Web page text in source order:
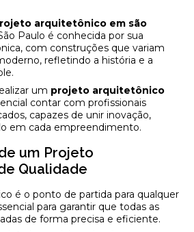
arquitetônico em são
Paulo é conhecida por sua
com construções que variam
refletindo a história e a
um projeto arquitetônico
contar com profissionais
capazes de unir inovação,
em cada empreendimento.
um Projeto
Qualidade
é o ponto de partida para qualquer
para garantir que todas as
de forma precisa e eficiente.